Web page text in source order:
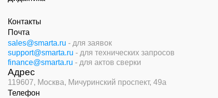
Контакты
Почта
sales@smarta.ru - для заявок
support@smarta.ru - для технических запросов
finance@smarta.ru - для актов сверки
Адрес
119607, Москва, Мичуринский проспект, 49а
Телефон